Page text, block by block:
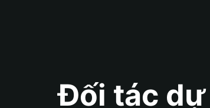
Đối tác dự